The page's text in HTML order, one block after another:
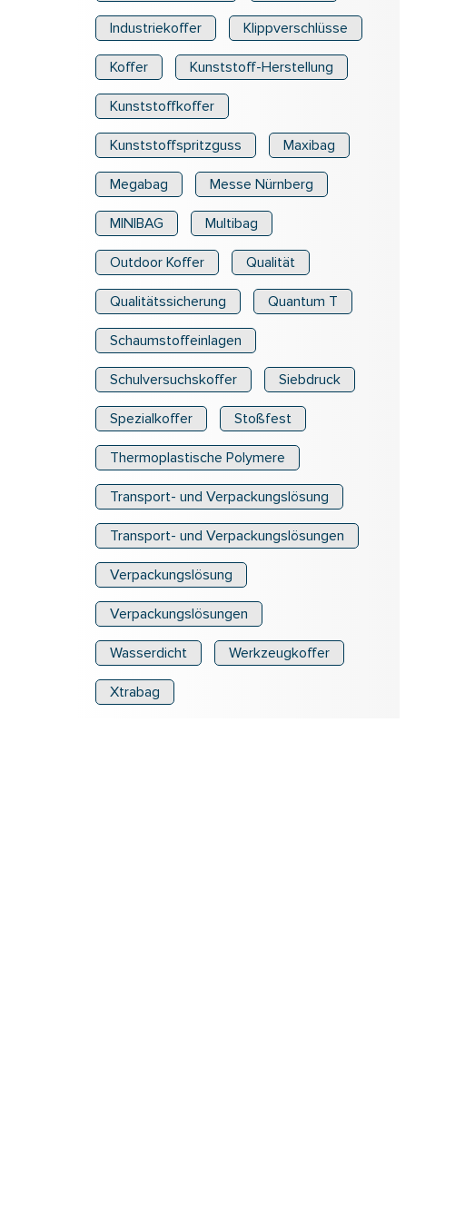
Industriekoffer Klippverschlüsse
Koffer Kunststoff-Herstellung
Kunststoffkoffer
Kunststoffspritzguss Maxibag
Megabag Messe Nürnberg
MINIBAG Multibag
Outdoor Koffer Qualität
Qualitätssicherung Quantum T
Schaumstoffeinlagen
Schulversuchskoffer Siebdruck
Spezialkoffer Stoßfest
Thermoplastische Polymere
Transport- und Verpackungslösung
Transport- und Verpackungslösungen
Verpackungslösung
Verpackungslösungen
Wasserdicht Werkzeugkoffer
Xtrabag